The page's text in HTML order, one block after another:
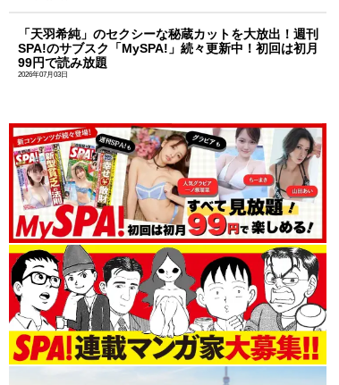
「天羽希純」のセクシーな秘蔵カットを大放出！週刊
SPA!のサブスク「MySPA!」続々更新中！初回は初月
99円で読み放題
2026年07月03日